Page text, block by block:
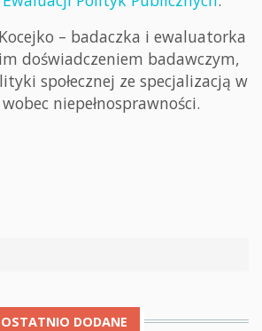
– badaczka i ewaluatorka
doświadczeniem badawczym,
społecznej ze specjalizacją w
niepełnosprawności.
OSTATNIO DODANE